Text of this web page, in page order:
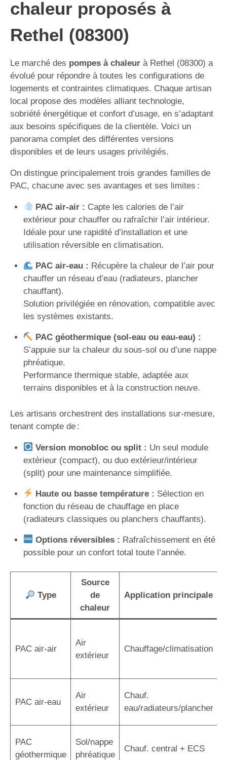
chaleur proposés à
Rethel (08300)
Le marché des pompes à chaleur à Rethel (08300) a
évolué pour répondre à toutes les configurations de
logements et contraintes climatiques. Chaque artisan
local propose des modèles alliant technologie,
sobriété énergétique et confort d’usage, en s’adaptant
aux besoins spécifiques de la clientèle. Voici un
panorama complet des différentes versions
disponibles et de leurs usages privilégiés.
On distingue principalement trois grandes familles de
PAC, chacune avec ses avantages et ses limites :
PAC air-air : Capte les calories de l’air
extérieur pour chauffer ou rafraîchir l’air intérieur.
Idéale pour une rapidité d’installation et une
utilisation réversible en climatisation.
PAC air-eau : Récupère la chaleur de l’air pour
chauffer un réseau d’eau (radiateurs, plancher
chauffant).
Solution privilégiée en rénovation, compatible avec
les systèmes existants.
PAC géothermique (sol-eau ou eau-eau) :
S’appuie sur la chaleur du sous-sol ou d’une nappe
phréatique.
Performance thermique stable, adaptée aux
terrains disponibles et à la construction neuve.
Les artisans orchestrent des installations sur-mesure,
tenant compte de :
Version monobloc ou split : Un seul module
extérieur (compact), ou duo extérieur/intérieur
(split) pour une maintenance simplifiée.
Haute ou basse température : Sélection en
fonction du réseau de chauffage en place
(radiateurs classiques ou planchers chauffants).
Options réversibles : Rafraîchissement en été
possible pour un confort total toute l’année.
Type
Source
de
chaleur
Application principale
PAC air-air
Air
extérieur
Chauffage/climatisation
PAC air-eau
Air
extérieur
Chauf.
eau/radiateurs/plancher
PAC
géothermique
Sol/nappe
phréatique
Chauf. central + ECS